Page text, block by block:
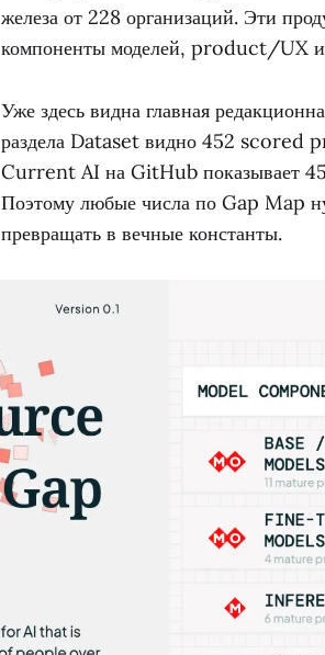
железа от 228 организаций. Эти
компоненты моделей, product/UX и
Уже здесь видна главная
раздела Dataset видно 452 scored
Current AI на GitHub показывает
Поэтому любые числа по Gap Map
превращать в вечные константы.